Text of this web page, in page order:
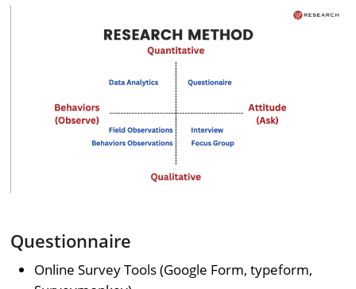
Questionnaire
Online Survey Tools (Google Form, typeform,